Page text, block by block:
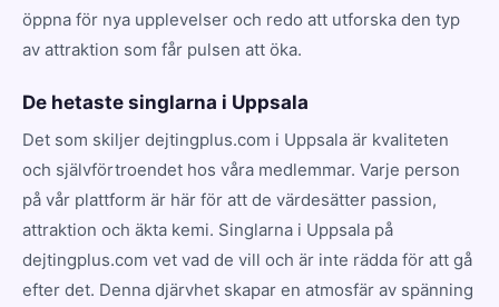
öppna för nya upplevelser och redo att utforska den typ
av attraktion som får pulsen att öka.
De hetaste singlarna i Uppsala
Det som skiljer dejtingplus.com i Uppsala är kvaliteten
och självförtroendet hos våra medlemmar. Varje person
på vår plattform är här för att de värdesätter passion,
attraktion och äkta kemi. Singlarna i Uppsala på
dejtingplus.com vet vad de vill och är inte rädda för att gå
efter det. Denna djärvhet skapar en atmosfär av spänning